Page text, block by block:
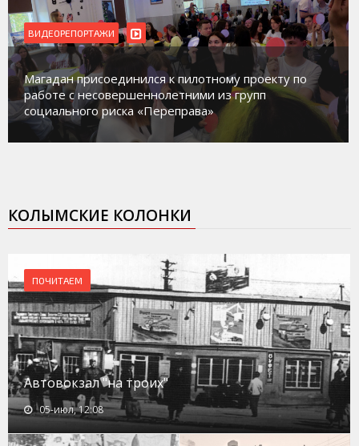
проекту по
из групп
БЛАГОУСТРОЙСТВО
В Магадане идет
площадок в микрорайонах.
КОЛЫМСКИЕ КОЛОНКИ
ПОЧИТАЕМ
Автовокзал "на троих"
05-июл, 12:08